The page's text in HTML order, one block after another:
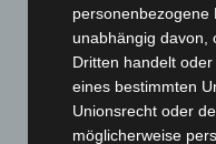
September 2024(112)
August 2024(107)
Juli 2024(89)
Juni 2024(107)
personenbezogene
unabhängig davon,
Dritten handelt
eines bestimmten
Unionsrecht oder
möglicherweise